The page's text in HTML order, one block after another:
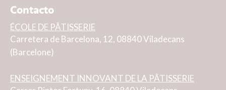
Contacto
ÉCOLE DE PÂTISSERIE
Carretera de Barcelona, 12, 08840 Viladecans
(Barcelone)
ENSEIGNEMENT INNOVANT DE LA PÂTISSERIE